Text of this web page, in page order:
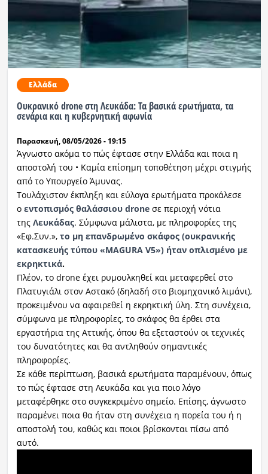
Ελλάδα
Ουκρανικό drone στη Λευκάδα: Τα βασικά ερωτήματα, τα
σενάρια και η κυβερνητική αφωνία
Παρασκευή, 08/05/2026 - 19:15
Άγνωστο ακόμα το πώς έφτασε στην Ελλάδα και ποια η
αποστολή του • Καμία επίσημη τοποθέτηση μέχρι στιγμής
από το Υπουργείο Άμυνας.
Τουλάχιστον έκπληξη και εύλογα ερωτήματα προκάλεσε
ο εντοπισμός θαλάσσιου droneσε περιοχή νότια
της Λευκάδας. Σύμφωνα μάλιστα, με πληροφορίες της
«Εφ.Συν.», το μη επανδρωμένο σκάφος (ουκρανικής
κατασκευής τύπου «MAGURA V5») ήταν οπλισμένο με
εκρηκτικά.
Πλέον, το drone έχει ρυμουλκηθεί και μεταφερθεί στο
Πλατυγιάλι στον Αστακό (δηλαδή στο βιομηχανικό λιμάνι),
προκειμένου να αφαιρεθεί η εκρηκτική ύλη. Στη συνέχεια,
σύμφωνα με πληροφορίες, το σκάφος θα έρθει στα
εργαστήρια της Αττικής, όπου θα εξεταστούν οι τεχνικές
του δυνατότητες και θα αντληθούν σημαντικές
πληροφορίες.
Σε κάθε περίπτωση, βασικά ερωτήματα παραμένουν, όπως
το πώς έφτασε στη Λευκάδα και για ποιο λόγο
μεταφέρθηκε στο συγκεκριμένο σημείο. Επίσης, άγνωστο
παραμένει ποια θα ήταν στη συνέχεια η πορεία του ή η
αποστολή του, καθώς και ποιοι βρίσκονται πίσω από
αυτό.